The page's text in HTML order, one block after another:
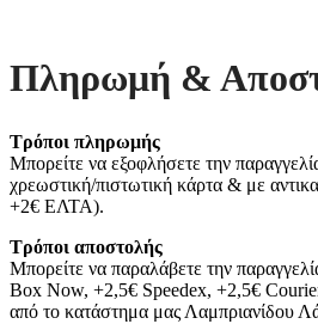
Πληρωμή &
Τρόποι πληρωμής
Μπορείτε να εξοφλήσετε την
χρεωστική/πιστωτική κάρτα & με
+2€ ΕΛΤΑ).
Τρόποι αποστολής
Μπορείτε να παραλάβετε την
Box Now, +2,5€ Speedex, +2,5€
από το κατάστημα μας Λαμπριανίδου